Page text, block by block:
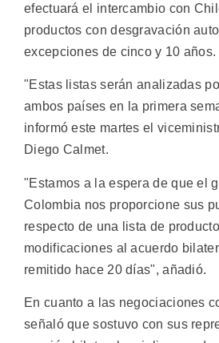
efectuará el intercambio con
productos con desgravación
excepciones de cinco y 10 años.
"Estas listas serán analizadas
ambos países en la primera
informó este martes el
Diego Calmet.
"Estamos a la espera de que el
Colombia nos proporcione sus
respecto de una lista de
modificaciones al acuerdo
remitido hace 20 días", añadió.
En cuanto a las negociaciones
señaló que sostuvo con sus